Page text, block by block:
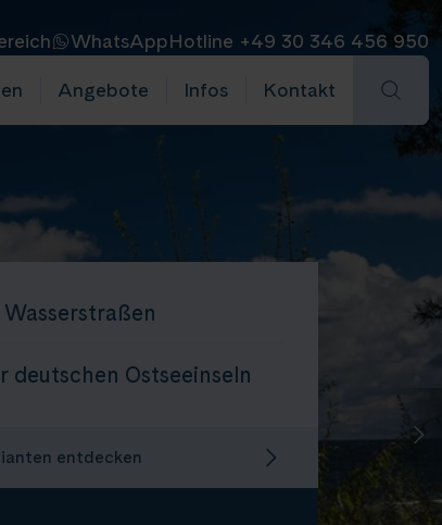
WhatsAppHotline +49 30 346 456 950
Angebote Infos Kontakt
deutschen Ostseeinseln
entdecken